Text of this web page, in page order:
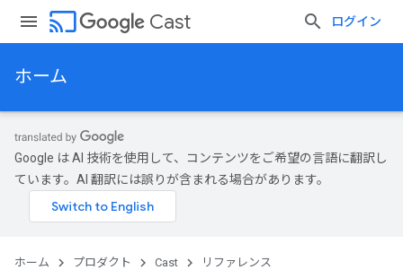
cast Cast ログイン
ホーム
Google は AI 技術を使用して、コンテンツをご希望の言語に翻訳し
ています。AI 翻訳には誤りが含まれる場合があります。
ホーム プロダクト Cast リファレンス